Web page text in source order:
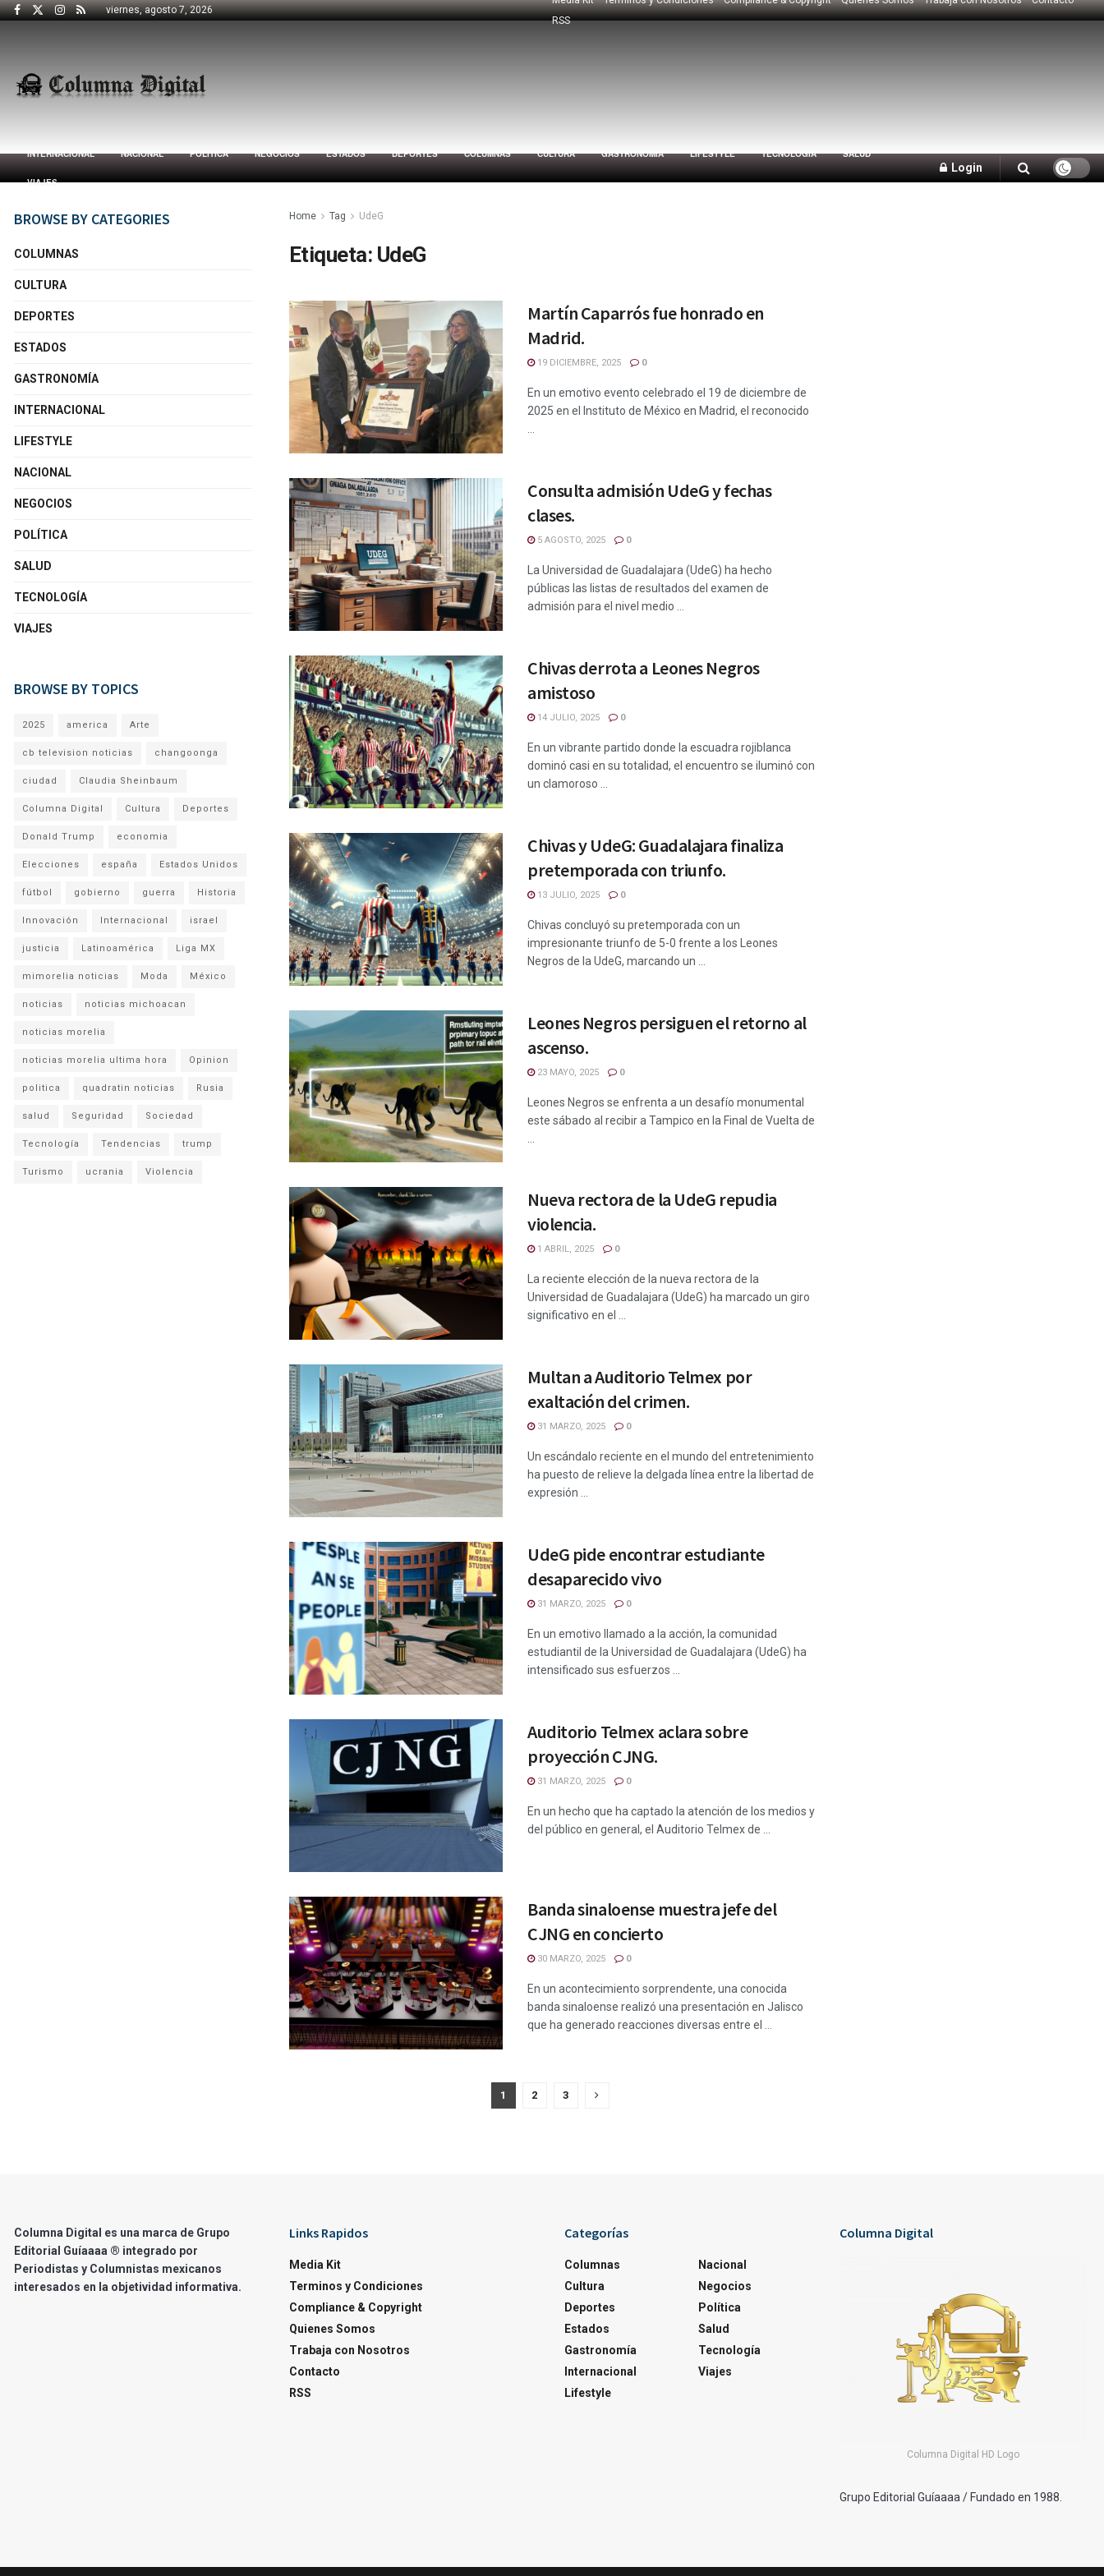
viernes, agosto 7, 2026
RSS
INTERNACIONAL NACIONAL POLÍTICA NEGOCIOS ESTADOS DEPORTES COLUMNAS CULTURA GASTRONOMÍA LIFESTYLE TECNOLOGÍA SALUD
VIAJES
Login
Home Tag UdeG
Etiqueta: UdeG
Martín Caparrós fue honrado en
Madrid.
19 DICIEMBRE, 2025 0
En un emotivo evento celebrado el 19 de diciembre de
2025 en el Instituto de México en Madrid, el reconocido
Consulta admisión UdeG y fechas
clases.
5 AGOSTO, 2025 0
La Universidad de Guadalajara (UdeG) ha hecho
públicas las listas de resultados del examen de
admisión para el nivel medio ...
Chivas derrota a Leones Negros
amistoso
14 JULIO, 2025 0
En un vibrante partido donde la escuadra rojiblanca
dominó casi en su totalidad, el encuentro se iluminó con
un clamoroso ...
Chivas y UdeG: Guadalajara finaliza
pretemporada con triunfo.
13 JULIO, 2025 0
Chivas concluyó su pretemporada con un
impresionante triunfo de 5-0 frente a los Leones
Negros de la UdeG, marcando un ...
Leones Negros persiguen el retorno al
ascenso.
23 MAYO, 2025 0
Leones Negros se enfrenta a un desafío monumental
este sábado al recibir a Tampico en la Final de Vuelta de
Nueva rectora de la UdeG repudia
violencia.
1 ABRIL, 2025 0
La reciente elección de la nueva rectora de la
Universidad de Guadalajara (UdeG) ha marcado un giro
significativo en el ...
Multan a Auditorio Telmex por
exaltación del crimen.
31 MARZO, 2025 0
Un escándalo reciente en el mundo del entretenimiento
ha puesto de relieve la delgada línea entre la libertad de
expresión ...
UdeG pide encontrar estudiante
desaparecido vivo
31 MARZO, 2025 0
En un emotivo llamado a la acción, la comunidad
estudiantil de la Universidad de Guadalajara (UdeG) ha
intensificado sus esfuerzos ...
Auditorio Telmex aclara sobre
proyección CJNG.
31 MARZO, 2025 0
En un hecho que ha captado la atención de los medios y
del público en general, el Auditorio Telmex de ...
Banda sinaloense muestra jefe del
CJNG en concierto
30 MARZO, 2025 0
En un acontecimiento sorprendente, una conocida
banda sinaloense realizó una presentación en Jalisco
que ha generado reacciones diversas entre el ...
1 2 3
BROWSE BY CATEGORIES
COLUMNAS
CULTURA
DEPORTES
ESTADOS
GASTRONOMÍA
INTERNACIONAL
LIFESTYLE
NACIONAL
NEGOCIOS
POLÍTICA
SALUD
TECNOLOGÍA
VIAJES
BROWSE BY TOPICS
2025 america Arte
cb television noticias changoonga
ciudad Claudia Sheinbaum
Columna Digital Cultura Deportes
Donald Trump economia
Elecciones españa Estados Unidos
fútbol gobierno guerra Historia
Innovación Internacional israel
justicia Latinoamérica Liga MX
mimorelia noticias Moda México
noticias noticias michoacan
noticias morelia
noticias morelia ultima hora Opinion
politica quadratin noticias Rusia
salud Seguridad Sociedad
Tecnología Tendencias trump
Turismo ucrania Violencia
Columna Digital es una marca de Grupo
Editorial Guíaaaa ® integrado por
Periodistas y Columnistas mexicanos
interesados en la objetividad informativa.
Links Rapidos
Media Kit
Terminos y Condiciones
Compliance & Copyright
Quienes Somos
Trabaja con Nosotros
Contacto
RSS
Categorías
Columnas
Cultura
Deportes
Estados
Gastronomía
Internacional
Lifestyle
Nacional
Negocios
Política
Salud
Tecnología
Viajes
Columna Digital
Columna Digital HD Logo
Grupo Editorial Guíaaaa / Fundado en 1988.